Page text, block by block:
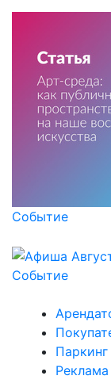
Событие
Событие
Паркинг
Реклама